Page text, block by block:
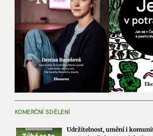
KOMERČNÍ SDĚLENÍ
Udržitelnost, umění i